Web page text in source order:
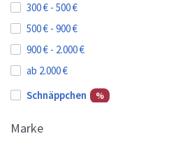
300 € - 500 €
500 € - 900 €
900 € - 2.000 €
ab 2.000 €
Schnäppchen
Marke